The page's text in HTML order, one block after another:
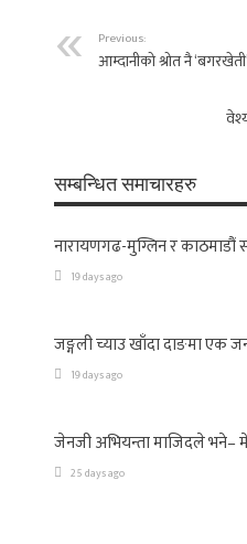
Previous:
आम्दानीको श्रोत नै ‘बगरखेती’
सम्बन्धित समाचारहरु
नारायणगढ-मुग्लिन र
19 days ago
जङ्गली च्याउ खाँदा दाङमा एक
19 days ago
जेनजी अभियन्ता माजिदले भने–
25 days ago